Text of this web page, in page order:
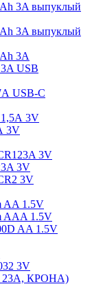
3A выпуклый
3A выпуклый
3A
USB
USB-C
1,5А 3V
3V
3V
3V
3V
AA 1.5V
AAA 1.5V
AA 1.5V
3V
23A, КРОНА)